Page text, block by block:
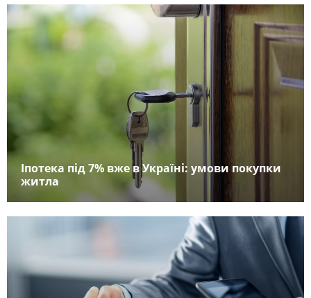
Іпотека під 7% вже в Україні: умови покупки
житла